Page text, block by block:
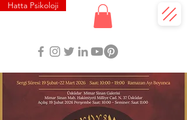
Hatta Psikoloji